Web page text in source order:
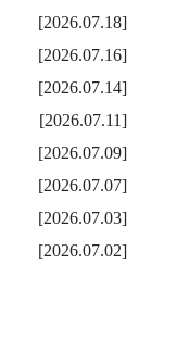
[2026.07.18]
[2026.07.16]
[2026.07.14]
[2026.07.11]
[2026.07.09]
[2026.07.07]
[2026.07.03]
[2026.07.02]